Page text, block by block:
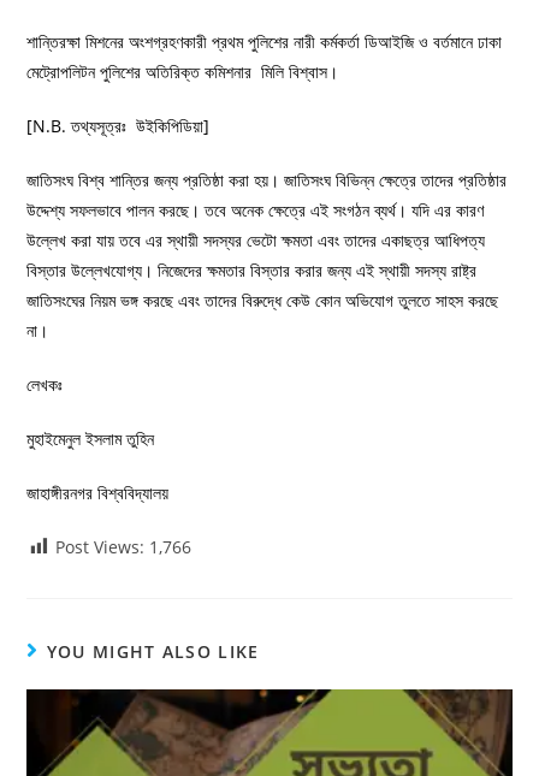
শান্তিরক্ষা মিশনের অংশগ্রহণকারী প্রথম পুলিশের নারী কর্মকর্তা ডিআইজি ও বর্তমানে ঢাকা
মেট্রোপলিটন পুলিশের অতিরিক্ত কমিশনার মিলি বিশ্বাস।
[N.B. তথ্যসূত্রঃ উইকিপিডিয়া]
জাতিসংঘ বিশ্ব শান্তির জন্য প্রতিষ্ঠা করা হয়। জাতিসংঘ বিভিন্ন ক্ষেত্রে তাদের প্রতিষ্ঠার
উদ্দেশ্য সফলভাবে পালন করছে। তবে অনেক ক্ষেত্রে এই সংগঠন ব্যর্থ। যদি এর কারণ
উল্লেখ করা যায় তবে এর স্থায়ী সদস্যর ভেটো ক্ষমতা এবং তাদের একাছত্র আধিপত্য
বিস্তার উল্লেখযোগ্য। নিজেদের ক্ষমতার বিস্তার করার জন্য এই স্থায়ী সদস্য রাষ্ট্র
জাতিসংঘের নিয়ম ভঙ্গ করছে এবং তাদের বিরুদ্ধে কেউ কোন অভিযোগ তুলতে সাহস করছে
না।
লেখকঃ
মুহাইমেনুল ইসলাম তুহিন
জাহাঙ্গীরনগর বিশ্ববিদ্যালয়
Post Views: 1,766
YOU MIGHT ALSO LIKE